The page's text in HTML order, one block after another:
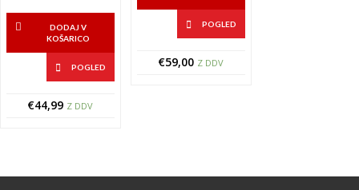
DODAJ V
KOŠARICO
POGLED
€44,99 Z DDV
POGLED
€59,00 Z DDV